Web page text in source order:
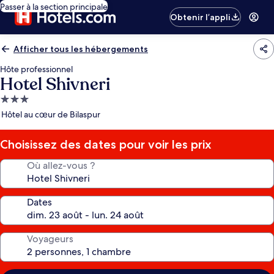
Passer à la section principale
Obtenir l’appli
Afficher tous les hébergements
Hôte professionnel
Hotel Shivneri
Hébergement
3.0 étoiles
Hôtel au cœur de Bilaspur
Choisissez des dates pour voir les prix
Où allez-vous ?
Dates
Voyageurs